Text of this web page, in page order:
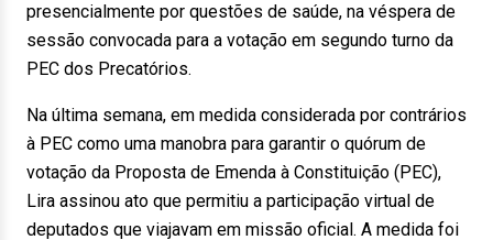
presencialmente por questões de saúde, na véspera de
sessão convocada para a votação em segundo turno da
PEC dos Precatórios.
Na última semana, em medida considerada por contrários
à PEC como uma manobra para garantir o quórum de
votação da Proposta de Emenda à Constituição (PEC),
Lira assinou ato que permitiu a participação virtual de
deputados que viajavam em missão oficial. A medida foi